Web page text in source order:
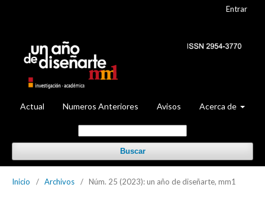
Actual Numeros Anteriores Avisos Acerca de
Buscar
Entrar
Inicio / Archivos / Núm. 25 (2023): un año de diseñarte, mm1